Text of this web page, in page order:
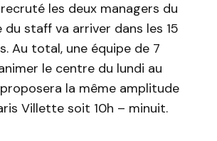
les deux managers du
staff va arriver dans les 15
Au total, une équipe de 7
le centre du lundi au
la même amplitude
Villette soit 10h – minuit.